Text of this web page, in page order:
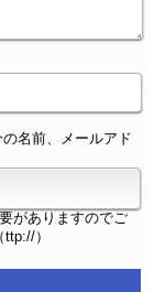
名前、メールアド
がありますのでご
）